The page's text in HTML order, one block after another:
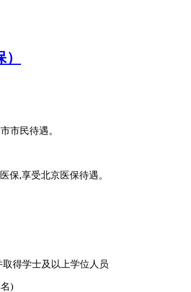
市民待遇。
,享受北京医保待遇。
得学士及以上学位人员
)